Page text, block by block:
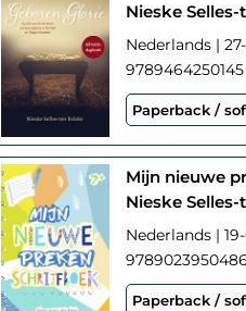
Nieske
Nederlands |
9789464250145
Paperback /
Mijn nieuwe
Nieske
Nederlands |
9789023950486
Paperback /